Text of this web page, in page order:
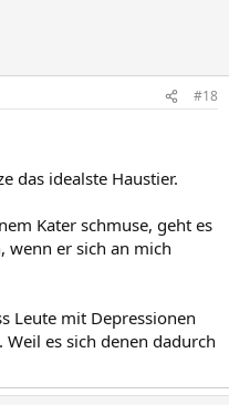
#18
das idealste Haustier.
Kater schmuse, geht es
wenn er sich an mich
Leute mit Depressionen
es sich denen dadurch